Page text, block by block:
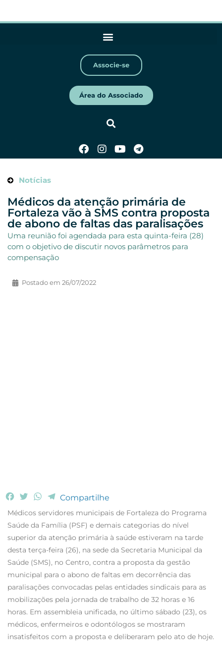
Associe-se
Área do Associado
Notícias
Médicos da atenção primária de
Fortaleza vão à SMS contra proposta
de abono de faltas das paralisações
Uma reunião foi agendada para esta quinta-feira (28)
com o objetivo de discutir novos parâmetros para
compensação
Postado em 26/07/2022
F
c
e
b
o
o
k
i
t
t
e
r
W
a
t
s
A
p
p
T
l
e
g
r
a
m
Compartilhe
Médicos servidores municipais de Fortaleza do Programa
Saúde da Família (PSF) e demais categorias do nível
superior da atenção primária à saúde estiveram na tarde
desta terça-feira (26), na sede da Secretaria Municipal da
Saúde (SMS), no Centro, contra a proposta da gestão
municipal para o abono de faltas em decorrência das
paralisações convocadas pelas entidades sindicais para as
mobilizações pela jornada de trabalho de 32 horas e 16
horas. Em assembleia unificada, no último sábado (23), os
médicos, enfermeiros e odontólogos se mostraram
insatisfeitos com a proposta e deliberaram pelo ato de hoje.